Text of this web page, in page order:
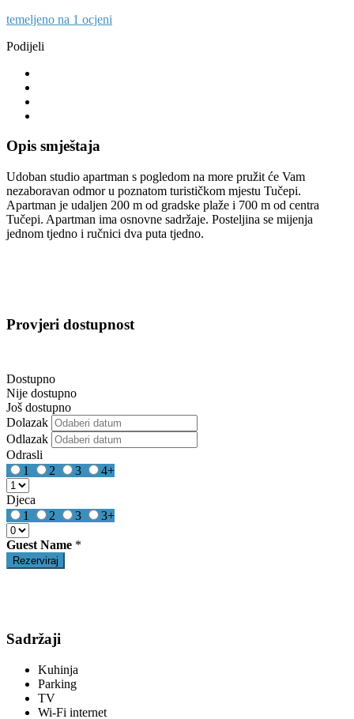
temeljeno na 1 ocjeni
Podijeli
Opis smještaja
Udoban studio apartman s pogledom na more pružit će Vam
nezaboravan odmor u poznatom turističkom mjestu Tučepi.
Apartman je udaljen 200 m od gradske plaže i 700 m od centra
Tučepi. Apartman ima osnovne sadržaje. Posteljina se mijenja
jednom tjedno i ručnici dva puta tjedno.
Provjeri dostupnost
Dostupno
Nije dostupno
Još dostupno
Dolazak
Odlazak
Odrasli
1
2 3 4+
Djeca
1
2 3 3+
Guest Name *
Sadržaji
Kuhinja
Parking
TV
Wi-Fi internet